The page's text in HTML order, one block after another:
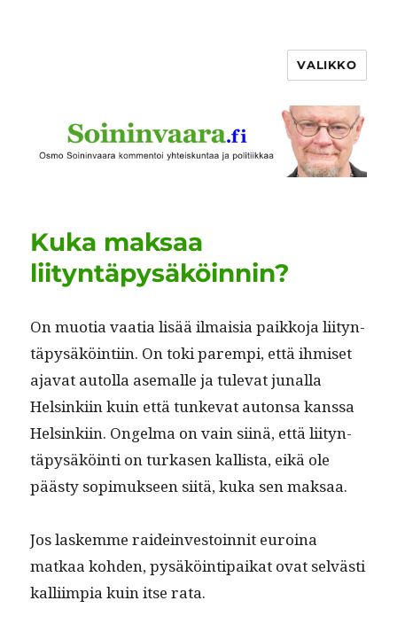
VALIKKO
Kuka maksaa
liityntäpysäköinnin?
On muo­tia vaa­tia lisää ilmaisia paikko­ja liityn­
täpysäköin­ti­in. On toki parem­pi, että ihmiset
aja­vat autol­la ase­malle ja tule­vat junal­la
Helsinki­in kuin että tunke­vat auton­sa kanssa
Helsinki­in. Ongel­ma on vain siinä, että liityn­
täpysäköin­ti on turkasen kallista, eikä ole
päästy sopimuk­seen siitä, kuka sen maksaa.
Jos laskemme raidein­vestoin­nit euroina
matkaa kohden, pysäköin­tipaikat ovat selvästi
kalli­impia kuin itse rata.